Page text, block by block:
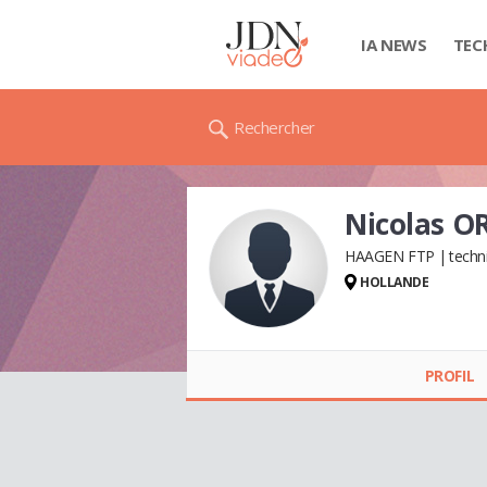
IA NEWS
Rechercher
Nicolas
HAAGEN FTP
HOLLANDE
PROFIL